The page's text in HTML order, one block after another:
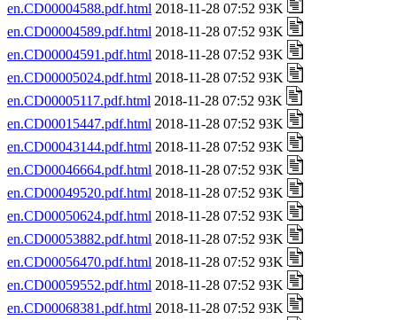
en.CD00004588.pdf.html 2018-11-28 07:52 93K
en.CD00004589.pdf.html 2018-11-28 07:52 93K
en.CD00004591.pdf.html 2018-11-28 07:52 93K
en.CD00005024.pdf.html 2018-11-28 07:52 93K
en.CD00005117.pdf.html 2018-11-28 07:52 93K
en.CD00015447.pdf.html 2018-11-28 07:52 93K
en.CD00043144.pdf.html 2018-11-28 07:52 93K
en.CD00046664.pdf.html 2018-11-28 07:52 93K
en.CD00049520.pdf.html 2018-11-28 07:52 93K
en.CD00050624.pdf.html 2018-11-28 07:52 93K
en.CD00053882.pdf.html 2018-11-28 07:52 93K
en.CD00056470.pdf.html 2018-11-28 07:52 93K
en.CD00059552.pdf.html 2018-11-28 07:52 93K
en.CD00068381.pdf.html 2018-11-28 07:52 93K